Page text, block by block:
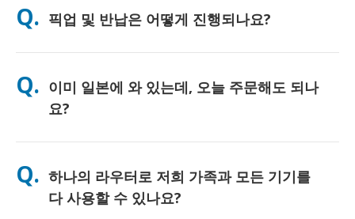
만큼 데이터를 자유롭게 사용하실 수 있습니다. 다만, 모든 모바일
네트워크와 마찬가지로 일시적인 통신망 혼잡으로 인해 속도 저하
가 발생할 수 있습니다. 만약 정책적인 속도 제한이 발생할 경우,
Q. 픽업 및 반납은 어떻게 진행되나요?
주요 공항에서 직접 수령하시거나, 호텔 또는 숙소로 배송받으실
포함된 선불 반납 봉투를 사용하여 일본 내 어느 우체통이든 편리
하게 반납하시면 됩니다. 복잡한 서류 작성이나 카운터 대기 없이
간편하게 서비스를 이용하실 수 있습니다.
Q. 이미 일본에 와 있는데, 오늘 주문해도 되나
요?
네, 당일 공항 픽업이 가능합니다. 호텔 배송의 경우, 보통 다음 날
역에서 가장 빠른 수령 방법을 알고 싶으시다면, 언제든지 저희에
게 문의해 주세요. 친절하게 안내해 드리겠습니다.
Q. 하나의 라우터로 저희 가족과 모든 기기를
다 사용할 수 있나요?